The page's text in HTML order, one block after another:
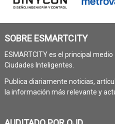
SOBRE ESMARTCITY
ESMARTCITY es el principal
Ciudades Inteligentes.
Publica diariamente noticias,
la información más relevante y